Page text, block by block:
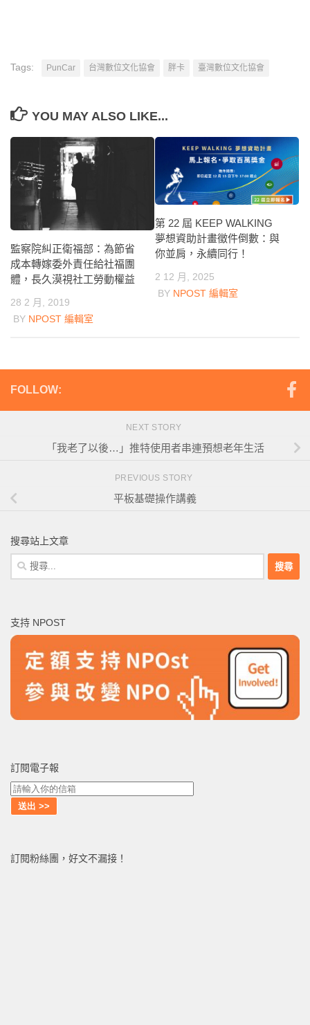
Tags: PunCar 台灣數位文化協會 胖卡 臺灣數位文化協會
YOU MAY ALSO LIKE...
監察院糾正衛福部：為節省
成本轉嫁委外責任給社福團
體，長久漠視社工勞動權益
28 2 月, 2019
BY NPOST 編輯室
第 22 屆 KEEP WALKING
夢想資助計畫徵件倒數：與
你並肩，永續同行！
2 12 月, 2025
BY NPOST 編輯室
FOLLOW:
NEXT STORY
「我老了以後…」推特使用者串連預想老年生活
PREVIOUS STORY
平板基礎操作講義
搜尋站上文章
搜
尋
字:
支持 NPOST
訂閱電子報
訂閱粉絲團，好文不漏接！